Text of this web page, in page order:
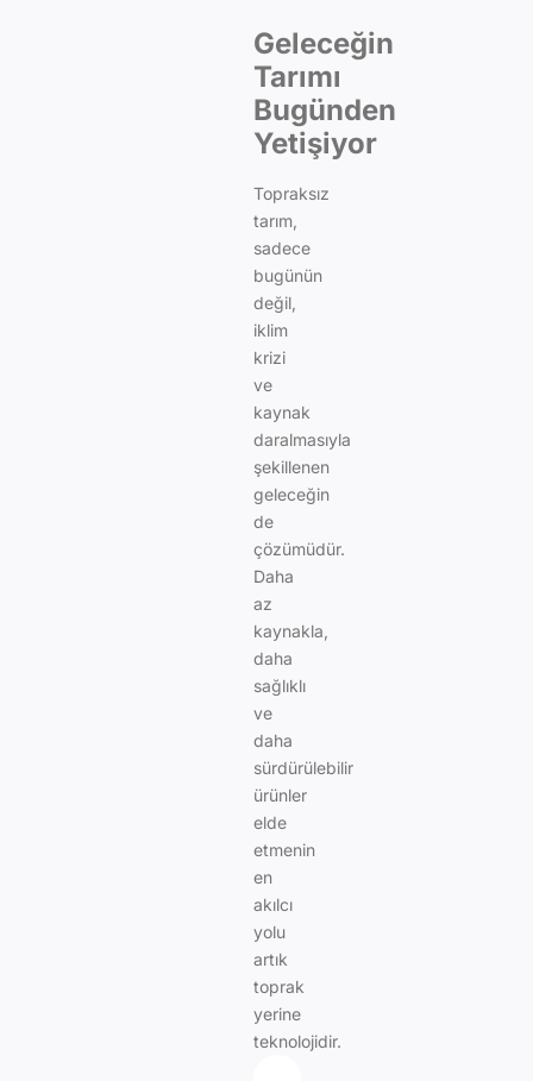
Geleceğin
Tarımı
Bugünden
Yetişiyor
Topraksız
tarım,
sadece
bugünün
değil,
iklim
krizi
ve
kaynak
daralmasıyla
şekillenen
geleceğin
de
çözümüdür.
Daha
az
kaynakla,
daha
sağlıklı
ve
daha
sürdürülebilir
ürünler
elde
etmenin
en
akılcı
yolu
artık
toprak
yerine
teknolojidir.